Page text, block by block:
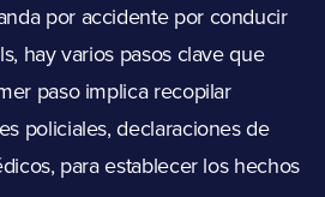
por accidente por conducir
hay varios pasos clave que
paso implica recopilar
policiales, declaraciones de
para establecer los hechos